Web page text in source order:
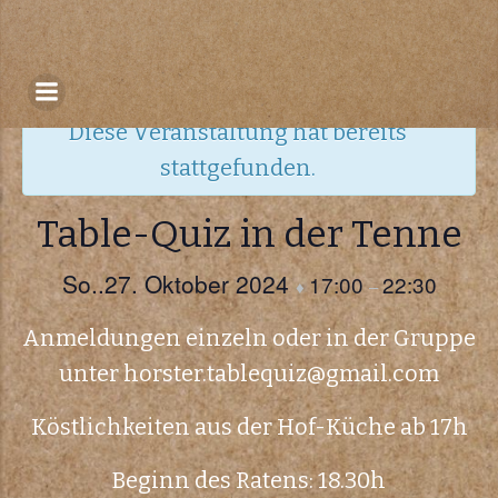
Zum
Inhalt
springen
« Alle Veranstaltungen
Diese Veranstaltung hat bereits
stattgefunden.
Table-Quiz in der Tenne
So..27. Oktober 2024♦ 17:00–22:30
Anmeldungen einzeln oder in der Gruppe
unter horster.tablequiz@gmail.com
Köstlichkeiten aus der Hof-Küche ab 17h
Beginn des Ratens: 18.30h